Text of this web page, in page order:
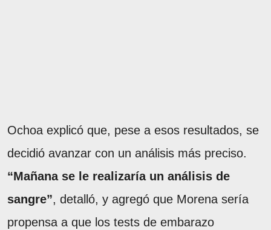
Ochoa explicó que, pese a esos resultados, se
decidió avanzar con un análisis más preciso.
“Mañana se le realizaría un análisis de
sangre”, detalló, y agregó que Morena sería
propensa a que los tests de embarazo